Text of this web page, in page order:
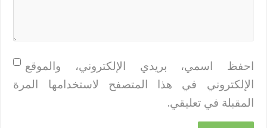
احفظ اسمي، بريدي الإلكتروني، والموقع
الإلكتروني في هذا المتصفح لاستخدامها المرة
المقبلة في تعليقي.